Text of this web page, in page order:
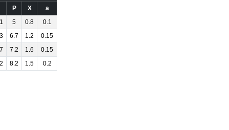
P X
a
5 0.8
0.1
6.7 1.2
0.15
7.2 1.6
0.15
8.2 1.5 0.2